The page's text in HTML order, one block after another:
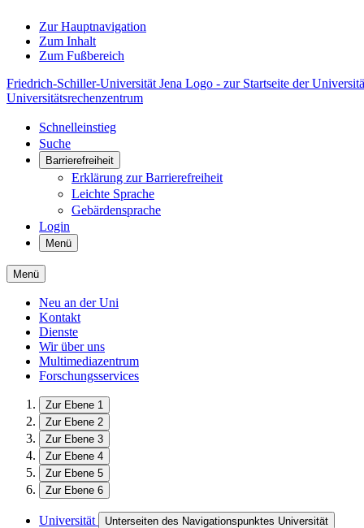
Zur Hauptnavigation
Zum Inhalt
Zum Fußbereich
Friedrich-Schiller-Universität Jena Logo - zur Startseite der
Universitätsrechenzentrum
Schnelleinstieg
Suche
Barrierefreiheit
Erklärung zur Barrierefreiheit
Leichte Sprache
Gebärdensprache
Login
Menü
Menü
Neu an der Uni
Kontakt
Dienste
Wir über uns
Multimediazentrum
Forschungsservices
Zur Ebene 1
Zur Ebene 2
Zur Ebene 3
Zur Ebene 4
Zur Ebene 5
Zur Ebene 6
Universität Unterseiten des Navigationspunktes Universität